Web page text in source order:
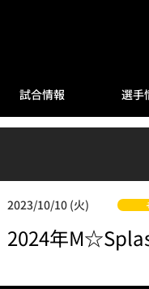
試合情報 選手
2023/10/10 (火)
2024年